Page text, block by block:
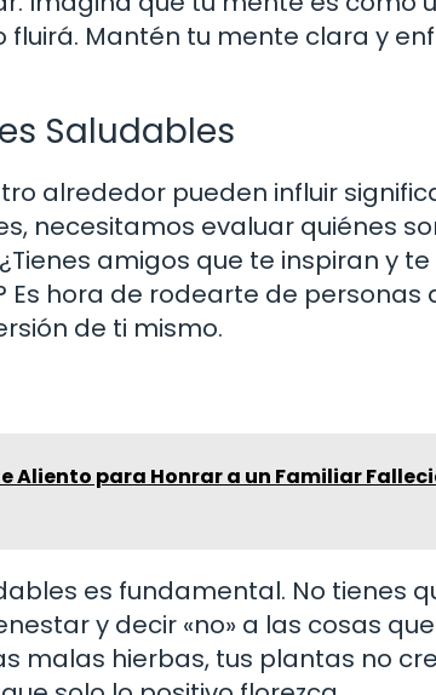
Mantén tu mente clara y
Saludables
alrededor pueden influir
necesitamos evaluar quiénes
amigos que te inspiran y
hora de rodearte de personas
de ti mismo.
Aliento para Honrar a un Familiar
es fundamental. No tienes
y decir «no» a las cosas
malas hierbas, tus plantas no